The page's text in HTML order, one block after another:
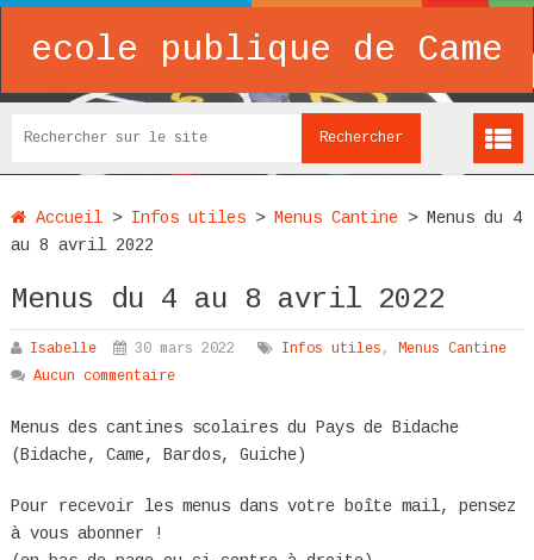
ecole publique de Came
Accueil> Infos utiles> Menus Cantine>
Menus du 4
au 8 avril 2022
Menus du 4 au 8 avril 2022
Isabelle 30 mars 2022 Infos utiles , Menus Cantine
Aucun commentaire
Menus des cantines scolaires du Pays de Bidache
(Bidache, Came, Bardos, Guiche)
Pour recevoir les menus dans votre boîte mail, pensez
à vous abonner !